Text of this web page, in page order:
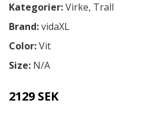
Kategorier:Virke, Trall
Brand:vidaXL
Color:Vit
Size: N/A
2129 SEK